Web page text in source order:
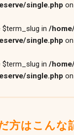
single.php
$term_slug in /
single.php
$term_slug in /
single.php
方はこんな